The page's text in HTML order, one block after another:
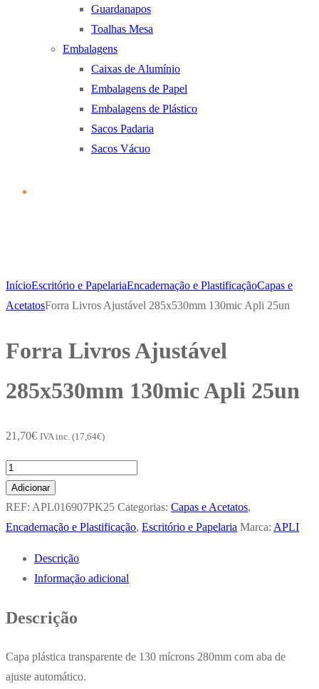
Guardanapos
Toalhas Mesa
Embalagens
Caixas de Alumínio
Embalagens de Papel
Embalagens de Plástico
Sacos Padaria
Sacos Vácuo
InícioEscritório e PapelariaEncadernação e PlastificaçãoCapas e
AcetatosForra Livros Ajustável 285x530mm 130mic Apli 25un
Forra Livros Ajustável
285x530mm 130mic Apli 25un
21,70€ IVA inc. (17,64€)
Quantidade
de
Forra
Livros
285x530mm
130mic
25un
Adicionar
REF: APL016907PK25 Categorias: Capas e Acetatos,
Encadernação e Plastificação, Escritório e Papelaria Marca: APLI
Descrição
Informação adicional
Descrição
Capa plástica transparente de 130 mícrons 280mm com aba de
ajuste automático.